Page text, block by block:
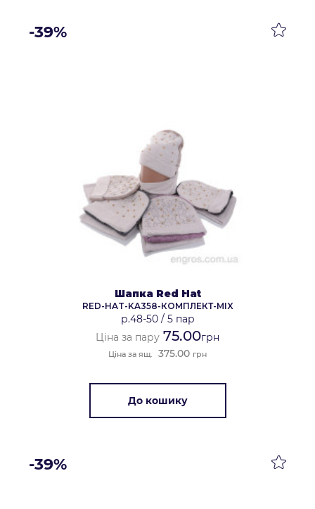
-39%
Шапка Red Hat
RED-HAT-KA358-КОМПЛЕКТ-MIX
р.48-50/ 5 пар
Ціна за пару 75.00грн
Ціна за ящ. 375.00 грн
До кошику
-39%